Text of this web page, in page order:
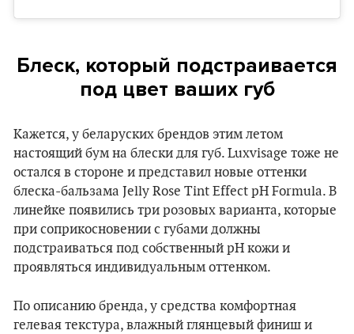
Блеск, который подстраивается
под цвет ваших губ
Кажется, у беларуских брендов этим летом
настоящий бум на блески для губ. Luxvisage тоже не
остался в стороне и представил новые оттенки
блеска-бальзама Jelly Rose Tint Effect pH Formula. В
линейке появились три розовых варианта, которые
при соприкосновении с губами должны
подстраиваться под собственный pH кожи и
проявляться индивидуальным оттенком.
По описанию бренда, у средства комфортная
гелевая текстура, влажный глянцевый финиш и